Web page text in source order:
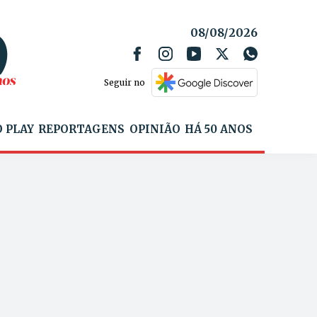
08/08/2026
Seguir no
PLAY REPORTAGENS OPINIÃO HÁ 50 ANOS